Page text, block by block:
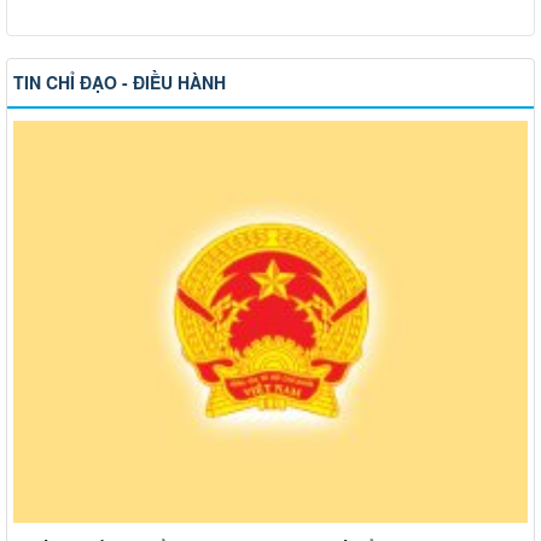
TIN CHỈ ĐẠO - ĐIỀU HÀNH